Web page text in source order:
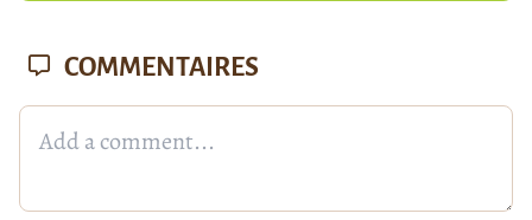
COMMENTAIRES